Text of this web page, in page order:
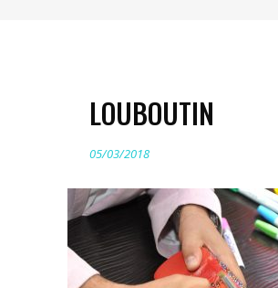
LOUBOUTIN
05/03/2018